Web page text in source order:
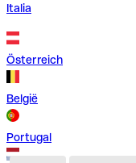
Italia
Österreich
België
Portugal